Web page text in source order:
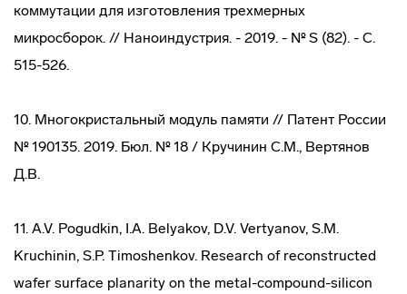
коммутации для изготовления трехмерных
микросборок. // Наноиндустрия. - 2019. - № S (82). - С.
515-526.
10. Многокристальный модуль памяти // Патент России
№ 190135. 2019. Бюл. № 18 / Кручинин С.М., Вертянов
Д.В.
11. A.V. Pogudkin, I.A. Belyakov, D.V. Vertyanov, S.M.
Kruchinin, S.P. Timoshenkov. Research of reconstructed
wafer surface planarity on the metal-compound-silicon